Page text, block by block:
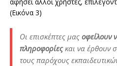
(Εικόνα 3)
Οι επισκέπτες μας οφείλουν
πληροφορίεςκαι να έρθουν
τους παρόχους